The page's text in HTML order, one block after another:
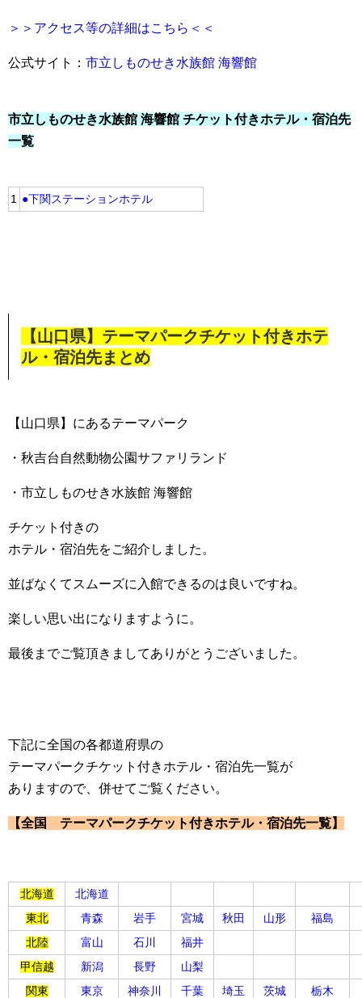
＞＞アクセス等の詳細はこちら＜＜
公式サイト： 市立しものせき水族館 海響館
市立しものせき水族館 海響館 チケット付きホテル・宿泊先
一覧
1 ●下関ステーションホテル
【山口県】テーマパークチケット付きホテ
ル・宿泊先まとめ
【山口県】にあるテーマパーク
・秋吉台自然動物公園サファリランド
・市立しものせき水族館 海響館
チケット付きの
ホテル・宿泊先をご紹介しました。
並ばなくてスムーズに入館できるのは良いですね。
楽しい思い出になりますように。
最後までご覧頂きましてありがとうございました。
下記に全国の各都道府県の
テーマパークチケット付きホテル・宿泊先一覧が
ありますので、併せてご覧ください。
【全国 テーマパークチケット付きホテル・宿泊先一覧】
北海道
北海道
東北
青森 岩手 宮城 秋田 山形
福島
北陸
富山 石川
福井
甲信越
新潟 長野
山梨
関東
東京 神奈川 千葉 埼玉 茨城
栃木